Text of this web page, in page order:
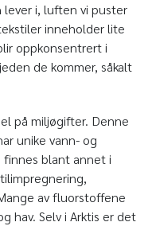
lever i, luften vi puster
inneholder lite
oppkonsentrert i
de kommer, såkalt
på miljøgifter. Denne
unike vann- og
finnes blant annet i
av fluorstoffene
hav. Selv i Arktis er det